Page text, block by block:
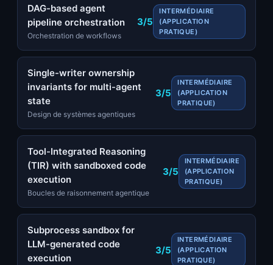
DAG-based agent
pipeline orchestration
Orchestration de workflows
3/5
INTERMÉDIAIRE
(APPLICATION
PRATIQUE)
Single-writer ownership
invariants for multi-agent
state
Design de systèmes agentiques
3/5
INTERMÉDIAIRE
(APPLICATION
PRATIQUE)
Tool-Integrated Reasoning
(TIR) with sandboxed code
execution
Boucles de raisonnement agentique
3/5
INTERMÉDIAIRE
(APPLICATION
PRATIQUE)
Subprocess sandbox for
LLM-generated code
execution
3/5
INTERMÉDIAIRE
(APPLICATION
PRATIQUE)